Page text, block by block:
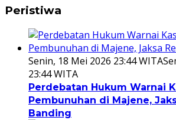
Peristiwa
Senin, 18 Mei 2026 23:44 WITA
23:44 WITA
Perdebatan Hukum Warnai
Pembunuhan di Majene,
Banding